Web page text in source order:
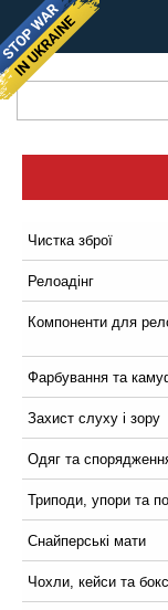
Чистка зброї
Релоадінг
Компоненти для
Фарбування та
Захист слуху і зору
Одяг та
Триподи, упори та
Снайперські мати
Чохли, кейси та